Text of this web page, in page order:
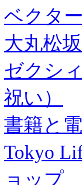
ベクタ
大丸松
ゼクシ
祝い）
書籍と
Tokyo
ョップ